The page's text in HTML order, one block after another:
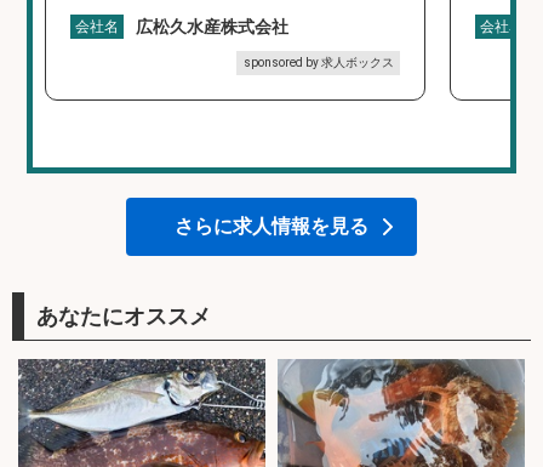
会社名 広松久水産株式会社
sponsored by 求人ボックス
会社名
さらに求人情報を見る
あなたにオススメ